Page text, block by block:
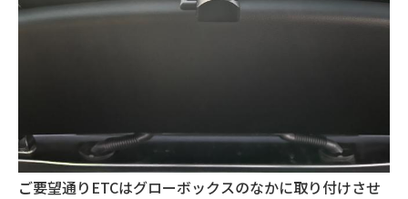
ご要望通りETCはグローボックスのなかに取り付けさせ